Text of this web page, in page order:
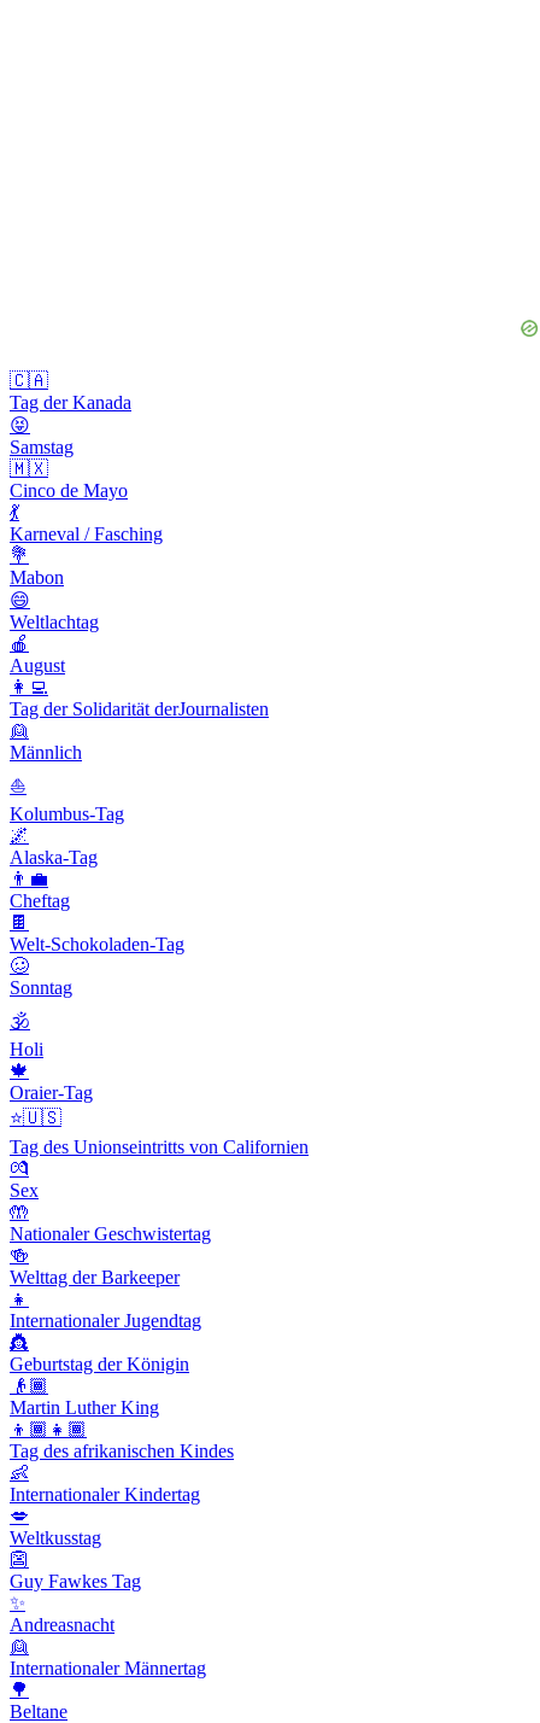
🇨🇦
Tag der Kanada
😝
Samstag
🇲🇽
Cinco de Mayo
💃
Karneval / Fasching
💐
Mabon
😄
Weltlachtag
🍎
August
👩‍💻
Tag der Solidarität derJournalisten
👱
Männlich
⛵️
Kolumbus-Tag
🌌
Alaska-Tag
👨‍💼
Cheftag
🍫
Welt-Schokoladen-Tag
🥴
Sonntag
🕉
Holi
🍁
Oraier-Tag
⭐️🇺🇸
Tag des Unionseintritts von Californien
💏
Sex
🤲
Nationaler Geschwistertag
🍻
Welttag der Barkeeper
👧
Internationaler Jugendtag
👸
Geburtstag der Königin
👴🏾
Martin Luther King
👦🏾👧🏾
Tag des afrikanischen Kindes
👶
Internationaler Kindertag
💋
Weltkusstag
👺
Guy Fawkes Tag
✨
Andreasnacht
👱
Internationaler Männertag
🌳
Beltane